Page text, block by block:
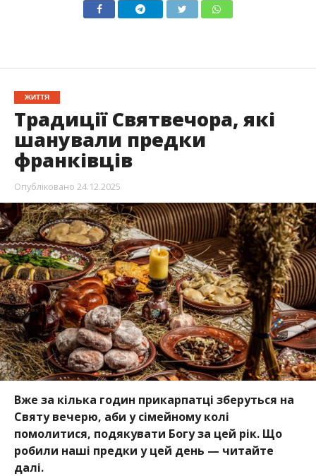
ЖИТТЯ
Традиції Святвечора, які
шанували предки
франківців
Опубліковано 24.12.2025
Вже за кілька годин прикарпатці зберуться на
Святу вечерю, аби у сімейному колі
помолитися, подякувати Богу за цей рік. Що
робили наші предки у цей день — читайте
далі.